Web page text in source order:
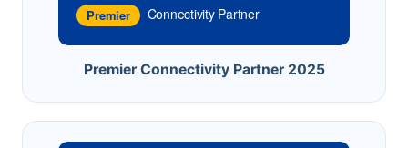
Premier Connectivity Partner
Premier Connectivity Partner 2025